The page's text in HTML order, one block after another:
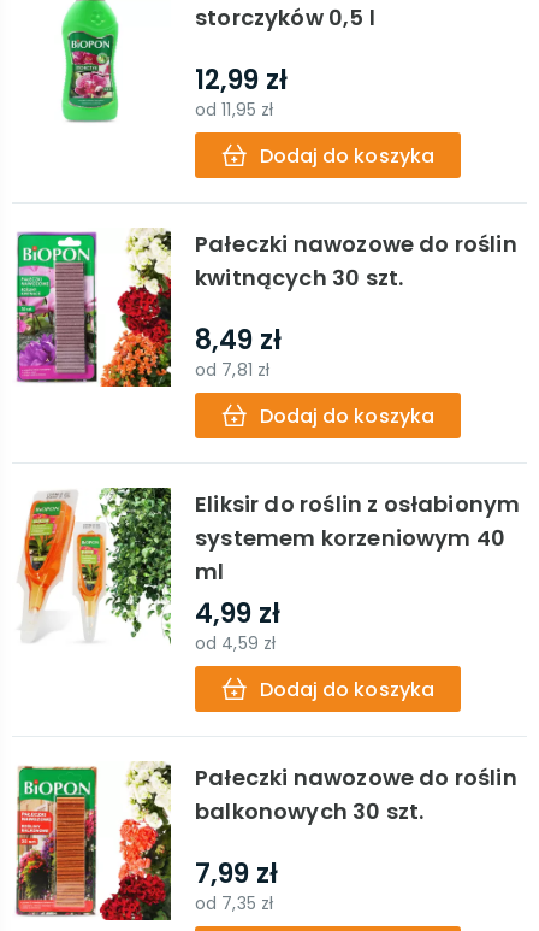
storczyków 0,5 l
12,99 zł
od11,95 zł
Dodaj do koszyka
Pałeczki nawozowe do roślin
kwitnących 30 szt.
8,49 zł
od 7,81 zł
Dodaj do koszyka
Eliksir do roślin z osłabionym
systemem korzeniowym 40
ml
4,99 zł
od 4,59 zł
Dodaj do koszyka
Pałeczki nawozowe do roślin
balkonowych 30 szt.
7,99 zł
od 7,35 zł